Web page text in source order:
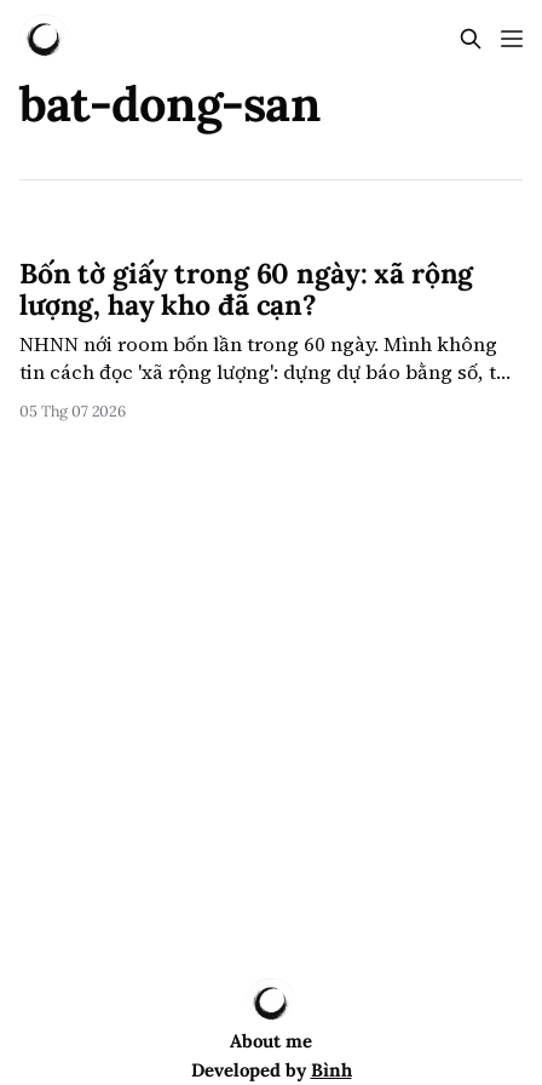
bat-dong-san
Bốn tờ giấy trong 60 ngày: xã rộng
lượng, hay kho đã cạn?
NHNN nới room bốn lần trong 60 ngày. Mình không
tin cách đọc 'xã rộng lượng': dựng dự báo bằng số, từ
nay đến 2028 các xưởng vay (ngân hàng) phải đi gom
gạo (vốn) ầm ầm - bán suất hùn, vay bao đỗ, giành
05 Thg 07 2026
About me
Developed byBình